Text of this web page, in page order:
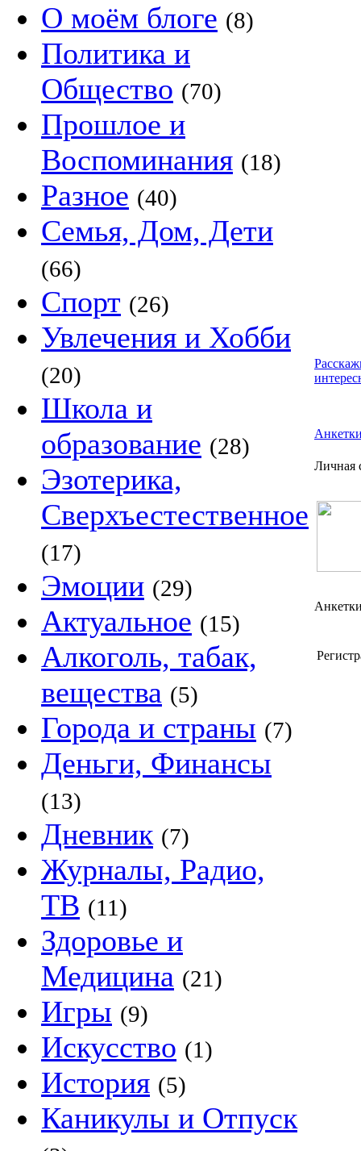
О моём блоге (8)
Политика и
Общество (70)
Прошлое и
Воспоминания (18)
Разное (40)
Семья, Дом, Дети
(66)
Спорт (26)
Увлечения и Хобби
(20)
Школа и
образование (28)
Эзотерика,
Сверхъестественное
(17)
Эмоции (29)
Актуальное (15)
Алкоголь, табак,
вещества (5)
Города и страны (7)
Деньги, Финансы
(13)
Дневник (7)
Журналы, Радио,
ТВ (11)
Здоровье и
Медицина (21)
Игры (9)
Искусство (1)
История (5)
Каникулы и Отпуск
Личная